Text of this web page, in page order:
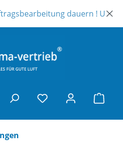
dauern ! Unser